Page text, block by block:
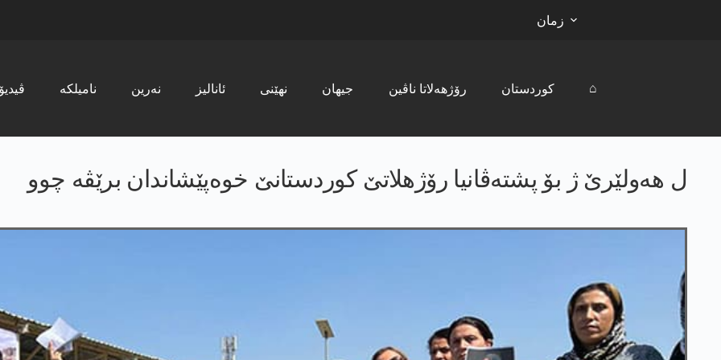
زمان
ڤیدیۆ نامیلکە نەرین ئانالیز نھێنی جیھان رۆژھەلاتا ناڤین کوردستان ⌂
ل ھەولێرێ ژ بۆ پشتەڤانیا رۆژھلاتێ کوردستانێ خوەپێشاندان برێڤە چوو